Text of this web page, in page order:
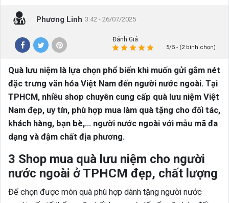
Phương Linh 3:42 - 26/07/2025
Đánh Giá
5/5 - (2 bình chọn)
Quà lưu niệm là lựa chọn phổ biến khi muốn gửi gắm nét
đặc trưng văn hóa Việt Nam đến người nước ngoài. Tại
TPHCM, nhiều shop chuyên cung cấp quà lưu niệm Việt
Nam đẹp, uy tín, phù hợp mua làm quà tặng cho đối tác,
khách hàng, bạn bè,… người nước ngoài với mẫu mã đa
dạng và đậm chất địa phương.
3 Shop mua quà lưu niệm cho người
nước ngoài ở TPHCM đẹp, chất lượng
Để chọn được món quà phù hợp dành tặng người nước